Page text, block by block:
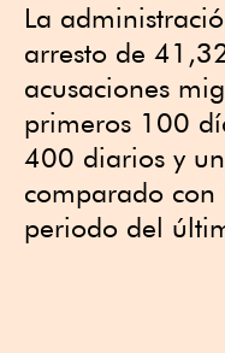
La
arresto de
acusaciones
primeros 100
400 diarios y
comparado
periodo del